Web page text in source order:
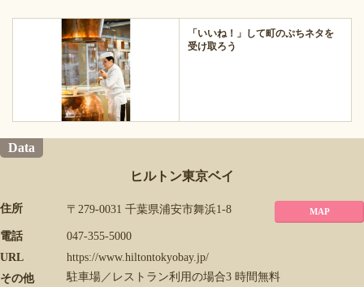
「いいね！」して町のぷちネタを
受け取ろう
Data
ヒルトン東京ベイ
住所 〒279-0031 千葉県浦安市舞浜1-8 MAP
電話
047-355-5000
URL
https://www.hiltontokyobay.jp/
その他
駐車場／レストラン利用の場合3 時間無料